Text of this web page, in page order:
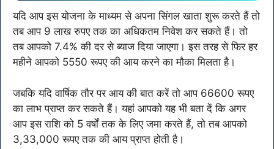
यदि आप इस योजना के माध्यम से अपना सिंगल खाता शुरू करते हैं तो
तब आप 9 लाख रुपए तक का अधिकतम निवेश कर सकते हैं। तो
तब आपको 7.4% की दर से ब्याज दिया जाएगा। इस तरह से फिर हर
महीने आपको 5550 रूपए की आय करने का मौका मिलता है।
जबकि यदि वार्षिक तौर पर आय की बात करें तो आप 66600 रूपए
का लाभ प्राप्त कर सकते हैं। यहां आपको यह भी बता दें कि अगर
आप इस राशि को 5 वर्षों तक के लिए जमा करते हैं, तो तब आपको
3,33,000 रूपए तक की आय प्राप्त होती है।